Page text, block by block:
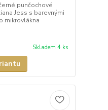
punčochové
Jess s barevnými
mikrovlákna
Skladem 4 ks